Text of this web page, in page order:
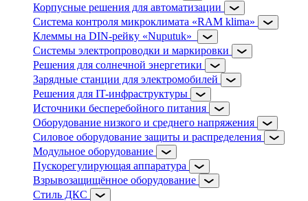
Корпусные решения для автоматизации
Система контроля микроклимата «RAM klima»
Клеммы на DIN-рейку «Nuputuk»
Системы электропроводки и маркировки
Решения для солнечной энергетики
Зарядные станции для электромобилей
Решения для IT-инфраструктуры
Источники бесперебойного питания
Оборудование низкого и среднего напряжения
Силовое оборудование защиты и распределения
Модульное оборудование
Пускорегулирующая аппаратура
Взрывозащищённое оборудование
Стиль ДКС